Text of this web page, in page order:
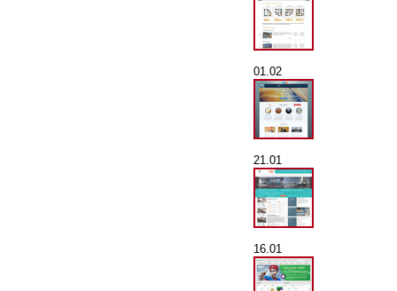
01.02
21.01
16.01